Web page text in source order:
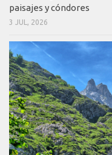
paisajes y cóndores
3 JUL, 2026